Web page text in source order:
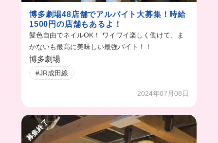
博多劇場48店舗でアルバイト大募集！時給
1500円の店舗もあるよ！
髪色自由でネイルOK！ ワイワイ楽しく働けて、ま
かないも最高に美味しい最強バイト！！
博多劇場
#JR成田線
2024年07月08日
募集終了